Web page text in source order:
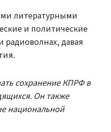
литературными
и политические
радиоволнах, давая
сохранение КПРФ в
Он также
национальной